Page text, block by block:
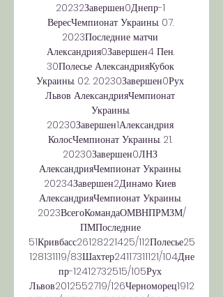
20232Завершен0Днепр-1
ВересЧемпионат Украины. 07.
2023Последние матчи
Александрия0Завершен4 Пен.
30Полесье АлександрияКубок
Украины. 02. 20230Завершен0Рух
Львов АлександрияЧемпионат
Украины.
20230Завершен1Александрия
КолосЧемпионат Украины. 21.
20230Завершен0ЛНЗ
АлександрияЧемпионат Украины.
20234Завершен2Динамо Киев
АлександрияЧемпионат Украины.
2023ВсегоКомандаОМВНПРМЗМ/
ПМПоследние
51Кривбасс26128221425/112Полесье25
128131119/83Шахтер24117311121/104Дне
пр-12412732515/105Рух
Львов2012552719/126Черноморец1912